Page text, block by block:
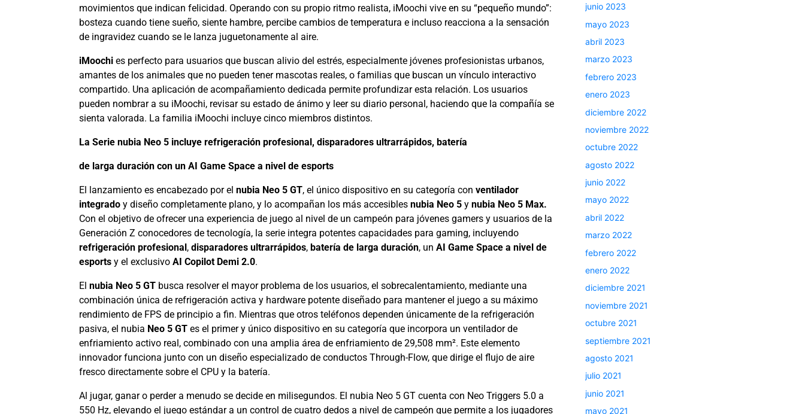
movimientos que indican felicidad. Operando con su propio ritmo realista, iMoochi vive en su “pequeño mundo”:
bosteza cuando tiene sueño, siente hambre, percibe cambios de temperatura e incluso reacciona a la sensación
de ingravidez cuando se le lanza juguetonamente al aire.
iMoochi es perfecto para usuarios que buscan alivio del estrés, especialmente jóvenes profesionistas urbanos,
amantes de los animales que no pueden tener mascotas reales, o familias que buscan un vínculo interactivo
compartido. Una aplicación de acompañamiento dedicada permite profundizar esta relación. Los usuarios
pueden nombrar a su iMoochi, revisar su estado de ánimo y leer su diario personal, haciendo que la compañía se
sienta valorada. La familia iMoochi incluye cinco miembros distintos.
La Serie nubia Neo 5 incluye refrigeración profesional, disparadores ultrarrápidos, batería
de larga duración con un AI Game Space a nivel de esports
El lanzamiento es encabezado por el nubia Neo 5 GT, el único dispositivo en su categoría con ventilador
integrado y diseño completamente plano, y lo acompañan los más accesibles nubia Neo 5 y nubia Neo 5 Max.
Con el objetivo de ofrecer una experiencia de juego al nivel de un campeón para jóvenes gamers y usuarios de la
Generación Z conocedores de tecnología, la serie integra potentes capacidades para gaming, incluyendo
refrigeración profesional, disparadores ultrarrápidos, batería de larga duración, un AI Game Space a nivel de
esports y el exclusivo AI Copilot Demi 2.0.
El nubia Neo 5 GT busca resolver el mayor problema de los usuarios, el sobrecalentamiento, mediante una
combinación única de refrigeración activa y hardware potente diseñado para mantener el juego a su máximo
rendimiento de FPS de principio a fin. Mientras que otros teléfonos dependen únicamente de la refrigeración
pasiva, el nubia Neo 5 GT es el primer y único dispositivo en su categoría que incorpora un ventilador de
enfriamiento activo real, combinado con una amplia área de enfriamiento de 29,508 mm². Este elemento
innovador funciona junto con un diseño especializado de conductos Through-Flow, que dirige el flujo de aire
fresco directamente sobre el CPU y la batería.
Al jugar, ganar o perder a menudo se decide en milisegundos. El nubia Neo 5 GT cuenta con Neo Triggers 5.0 a
550 Hz, elevando el juego estándar a un control de cuatro dedos a nivel de campeón que permite a los jugadores
junio 2023
mayo 2023
abril 2023
marzo 2023
febrero 2023
enero 2023
diciembre 2022
noviembre 2022
octubre 2022
agosto 2022
junio 2022
mayo 2022
abril 2022
marzo 2022
febrero 2022
enero 2022
diciembre 2021
noviembre 2021
octubre 2021
septiembre 2021
agosto 2021
julio 2021
junio 2021
mayo 2021